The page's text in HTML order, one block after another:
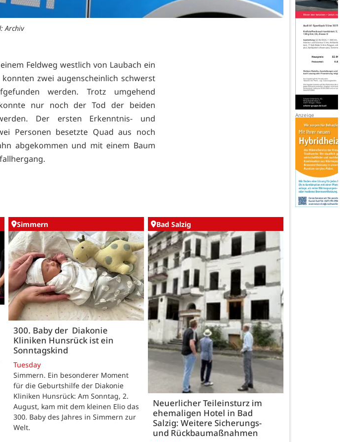
Archiv
Feldweg westlich von Laubach ein
zwei augenscheinlich schwerst
werden. Trotz umgehend
nur noch der Tod der beiden
Der ersten Erkenntnis- und
Personen besetzte Quad aus noch
abgekommen und mit einem Baum
Simmern
300. Baby der Diakonie
Kliniken Hunsrück ist ein
Sonntagskind
Tuesday
Simmern. Ein besonderer Moment
für die Geburtshilfe der Diakonie
Kliniken Hunsrück: Am Sonntag, 2.
August, kam mit dem kleinen Elio das
300. Baby des Jahres in Simmern zur
Welt.
Bad Salzig
Neuerlicher Teileinsturz im
ehemaligen Hotel in Bad
Salzig: Weitere Sicherungs-
und Rückbaumaßnahmen